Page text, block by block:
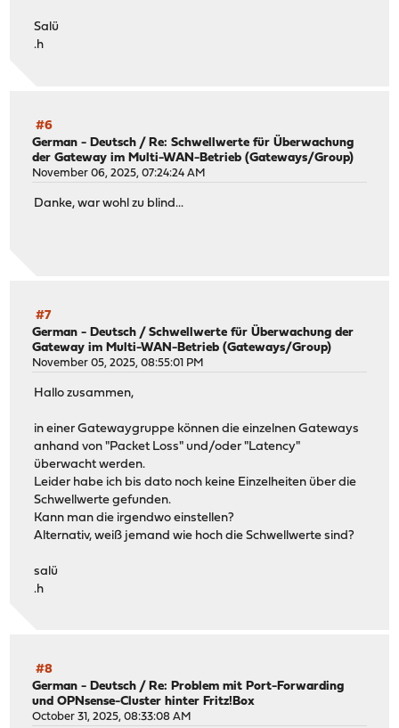
Salü
.h
#6
German - Deutsch / Re: Schwellwerte für Überwachung
der Gateway im Multi-WAN-Betrieb (Gateways/Group)
November 06, 2025, 07:24:24 AM
Danke, war wohl zu blind...
#7
German - Deutsch /Schwellwerte für Überwachung der
Gateway im Multi-WAN-Betrieb (Gateways/Group)
November 05, 2025, 08:55:01 PM
Hallo zusammen,
in einer Gatewaygruppe können die einzelnen Gateways
anhand von "Packet Loss" und/oder "Latency"
überwacht werden.
Leider habe ich bis dato noch keine Einzelheiten über die
Schwellwerte gefunden.
Kann man die irgendwo einstellen?
Alternativ, weiß jemand wie hoch die Schwellwerte sind?
salü
.h
#8
German - Deutsch /Re: Problem mit Port-Forwarding
und OPNsense-Cluster hinter Fritz!Box
October 31, 2025, 08:33:08 AM